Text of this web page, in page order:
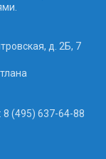
д. 2Б, 7
8 (495) 637-64-88